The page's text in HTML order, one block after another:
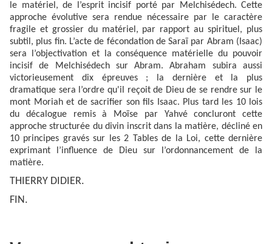
le matériel, de l’esprit incisif porté par Melchisédech. Cette
approche évolutive sera rendue nécessaire par le caractère
fragile et grossier du matériel, par rapport au spirituel, plus
subtil, plus fin. L’acte de fécondation de Saraï par Abram (Isaac)
sera l’objectivation et la conséquence matérielle du pouvoir
incisif de Melchisédech sur Abram. Abraham subira aussi
victorieusement dix épreuves ; la dernière et la plus
dramatique sera l’ordre qu'il reçoit de Dieu de se rendre sur le
mont Moriah et de sacrifier son fils Isaac. Plus tard les 10 lois
du décalogue remis à Moïse par Yahvé concluront cette
approche structurée du divin inscrit dans la matière, décliné en
10 principes gravés sur les 2 Tables de la Loi, cette dernière
exprimant l’influence de Dieu sur l’ordonnancement de la
matière.
THIERRY DIDIER.
FIN.